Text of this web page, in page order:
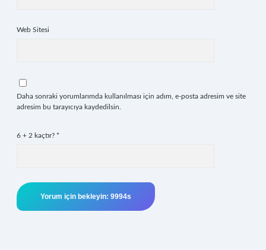
Web Sitesi
Daha sonraki yorumlarımda kullanılması için adım, e-posta adresim ve site
adresim bu tarayıcıya kaydedilsin.
6 + 2 kaçtır? *